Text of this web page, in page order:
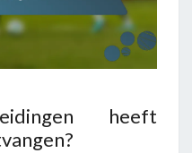
heeft